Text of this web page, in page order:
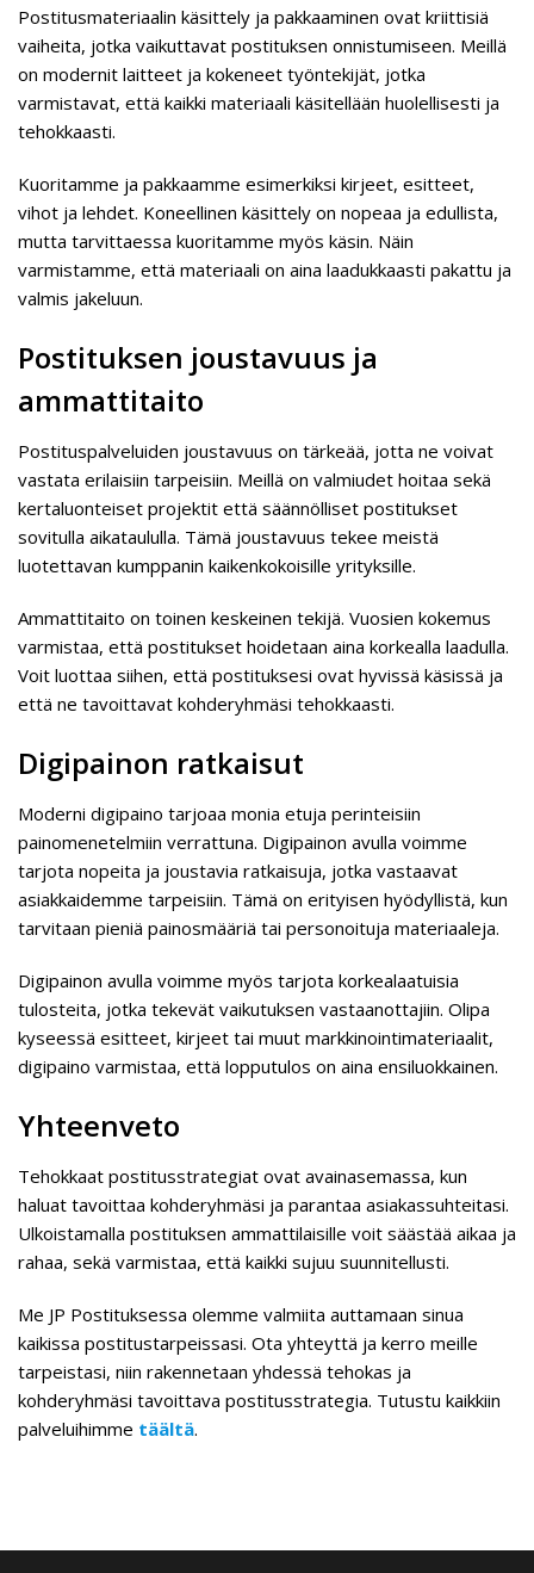
Postitusmateriaalin käsittely ja pakkaaminen ovat kriittisiä
vaiheita, jotka vaikuttavat postituksen onnistumiseen. Meillä
on modernit laitteet ja kokeneet työntekijät, jotka
varmistavat, että kaikki materiaali käsitellään huolellisesti ja
tehokkaasti.
Kuoritamme ja pakkaamme esimerkiksi kirjeet, esitteet,
vihot ja lehdet. Koneellinen käsittely on nopeaa ja edullista,
mutta tarvittaessa kuoritamme myös käsin. Näin
varmistamme, että materiaali on aina laadukkaasti pakattu ja
valmis jakeluun.
Postituksen joustavuus ja
ammattitaito
Postituspalveluiden joustavuus on tärkeää, jotta ne voivat
vastata erilaisiin tarpeisiin. Meillä on valmiudet hoitaa sekä
kertaluonteiset projektit että säännölliset postitukset
sovitulla aikataululla. Tämä joustavuus tekee meistä
luotettavan kumppanin kaikenkokoisille yrityksille.
Ammattitaito on toinen keskeinen tekijä. Vuosien kokemus
varmistaa, että postitukset hoidetaan aina korkealla laadulla.
Voit luottaa siihen, että postituksesi ovat hyvissä käsissä ja
että ne tavoittavat kohderyhmäsi tehokkaasti.
Digipainon ratkaisut
Moderni digipaino tarjoaa monia etuja perinteisiin
painomenetelmiin verrattuna. Digipainon avulla voimme
tarjota nopeita ja joustavia ratkaisuja, jotka vastaavat
asiakkaidemme tarpeisiin. Tämä on erityisen hyödyllistä, kun
tarvitaan pieniä painosmääriä tai personoituja materiaaleja.
Digipainon avulla voimme myös tarjota korkealaatuisia
tulosteita, jotka tekevät vaikutuksen vastaanottajiin. Olipa
kyseessä esitteet, kirjeet tai muut markkinointimateriaalit,
digipaino varmistaa, että lopputulos on aina ensiluokkainen.
Yhteenveto
Tehokkaat postitusstrategiat ovat avainasemassa, kun
haluat tavoittaa kohderyhmäsi ja parantaa asiakassuhteitasi.
Ulkoistamalla postituksen ammattilaisille voit säästää aikaa ja
rahaa, sekä varmistaa, että kaikki sujuu suunnitellusti.
Me JP Postituksessa olemme valmiita auttamaan sinua
kaikissa postitustarpeissasi. Ota yhteyttä ja kerro meille
tarpeistasi, niin rakennetaan yhdessä tehokas ja
kohderyhmäsi tavoittava postitusstrategia. Tutustu kaikkiin
palveluihimme täältä.